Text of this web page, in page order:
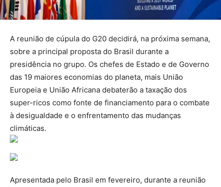
A reunião de cúpula do G20 decidirá, na próxima semana,
sobre a principal proposta do Brasil durante a
presidência no grupo. Os chefes de Estado e de Governo
das 19 maiores economias do planeta, mais União
Europeia e União Africana debaterão a taxação dos
super-ricos como fonte de financiamento para o combate
à desigualdade e o enfrentamento das mudanças
climáticas.
Apresentada pelo Brasil em fevereiro, durante a reunião